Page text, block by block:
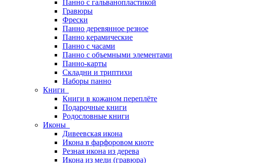
Панно с гальванопластикой
Гравюры
Фрески
Панно деревянное резное
Панно керамические
Панно с часами
Панно с объемными элементами
Панно-карты
Складни и триптихи
Наборы панно
Книги
Книги в кожаном переплёте
Подарочные книги
Родословные книги
Иконы
Дивеевская икона
Икона в фарфоровом киоте
Резная икона из дерева
Икона из меди (гравюра)